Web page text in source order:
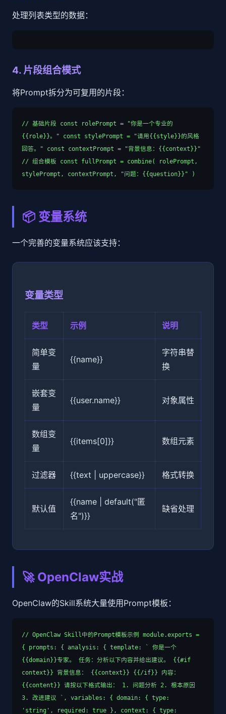
处理列表类型的数据：
4. 片段组合模式
将Prompt拆分为可复用的片段：
// 基础片段 const rolePrompt = "你是一个专业的
{{role}}。" const stylePrompt = "请用{{style}}的风格
回答。" const contextPrompt = "背景信息：{{context}}"
// 组合模板 const fullPrompt = combine( rolePrompt,
stylePrompt, contextPrompt, "问题：{{question}}" )
📦 变量系统
一个完善的变量系统应该支持：
变量类型
类型 示例 说明
简单变
量
{{name}}
字符串替
换
嵌套变
量
{{user.name}} 对象属性
数组变
量
{{items[0]}} 数组元素
过滤器 {{text | uppercase}} 格式转换
默认值
{{name | default("匿
名")}}
缺省处理
🚀 OpenClaw实战
OpenClaw的Skill系统大量使用Prompt模板：
// OpenClaw Skill中的Prompt模板示例 module.exports =
{ prompts: { analysis: { template: ` 你是一个
{{domain}}专家。 任务：分析以下内容并给出建议。 {{#if
context}} 背景信息： {{context}} {{/if}} 内容：
{{content}} 请按以下格式输出： 1. 问题分析 2. 根本原因
3. 改进建议 `, variables: { domain: { type:
'string', required: true }, context: { type: